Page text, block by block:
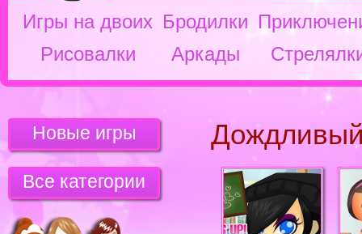
Игры на двоих Бродилки
Рисовалки
Аркады
Новые игры
Все категории